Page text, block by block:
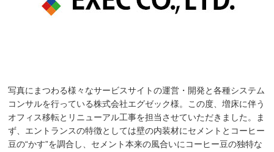
写真にまつわる様々なサービスサイトの運営・開発と各種システム
コンサルを行っている株式会社エグゼック様。この度、増床に伴う
オフィス移転とリニューアル工事を担当させていただきました。ま
ず、エントランスの特徴としては壁の内装材にセメントとコーヒー
豆の“かす”を調合し、セメント本来の風合いにコーヒー豆の独特な